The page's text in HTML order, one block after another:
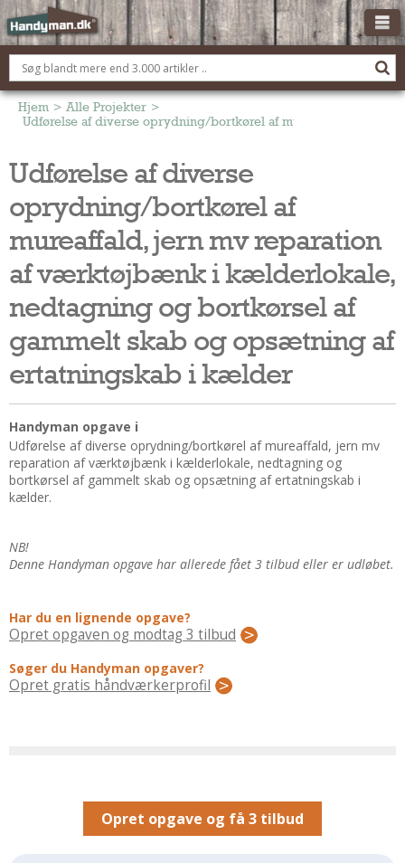
OM HANDYMAN.DK
FÅ 3 TILBUD
BOLIG KØBERÅDGIVNING
TØMRER/SNEDKER
Montage Og Nybyg
Reparation Og Vedligehold
Alt Om Køkkenet
Om Materialer
Om Værktøj
Andet
ELEKTRIKER
Udskiftning Og Montage
Om Materialer
Tips Og Tests
Reparation Og Vedligehold
Andet
MALER
Indendørs
Om Materialer
Hjem > Alle Projekter >
Udførelse af diverse oprydning/bortkørel af mureaffald, jern
Udførelse af diverse
oprydning/bortkørel af
mureaffald, jern mv reparation
af værktøjbænk i kælderlokale,
nedtagning og bortkørsel af
gammelt skab og opsætning af
ertatningskab i kælder
Handyman opgave i
Udførelse af diverse oprydning/bortkørel af mureaffald, jern mv
reparation af værktøjbænk i kælderlokale, nedtagning og
bortkørsel af gammelt skab og opsætning af ertatningskab i
kælder.
NB!
Denne Handyman opgave har allerede fået 3 tilbud eller er udløbet.
Har du en lignende opgave?
Opret opgaven og modtag 3 tilbud
Søger du Handyman opgaver?
Opret gratis håndværkerprofil
Opret opgave og få 3 tilbud